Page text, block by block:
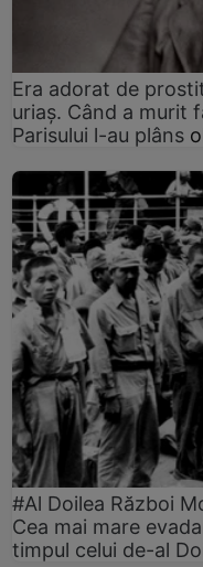
Era adorat de
uriaș. Când a murit
Parisului l-au plâns
#Al Doilea Război
Cea mai mare
timpul celui de-al